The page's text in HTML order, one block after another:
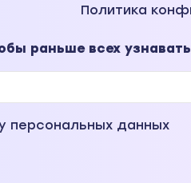
Политика
раньше всех
персональных данных